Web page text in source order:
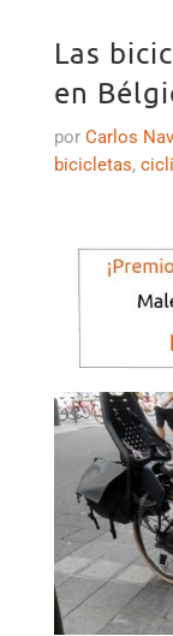
Las
en
por Carlos
bicicletas,